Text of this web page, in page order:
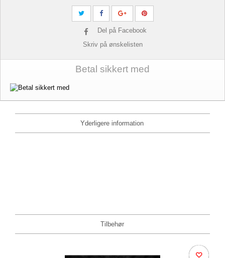
Del på Facebook
Skriv på ønskelisten
Betal sikkert med
Yderligere information
Tilbehør